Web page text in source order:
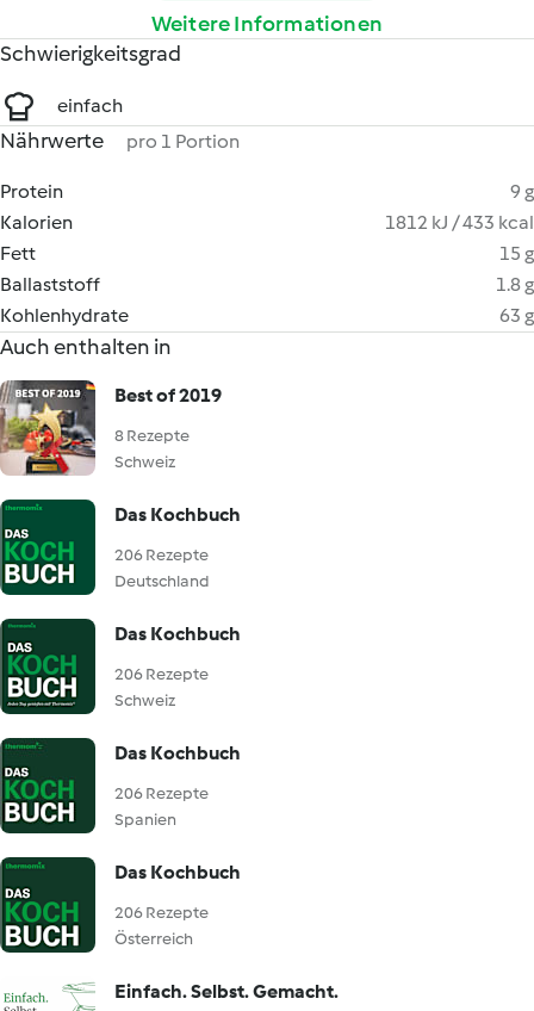
Weitere Informationen
Schwierigkeitsgrad
einfach
Nährwerte pro 1 Portion
Protein
9 g
Kalorien
1812 kJ / 433 kcal
Fett
15 g
Ballaststoff
1.8 g
Kohlenhydrate
63 g
Auch enthalten in
Best of 2019
8 Rezepte
Schweiz
Das Kochbuch
206 Rezepte
Deutschland
Das Kochbuch
206 Rezepte
Schweiz
Das Kochbuch
206 Rezepte
Spanien
Das Kochbuch
206 Rezepte
Österreich
Einfach. Selbst. Gemacht.